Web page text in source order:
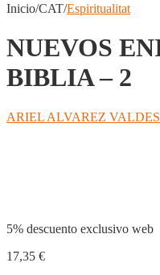
Inicio/CAT/Espiritualitat
NUEVOS
BIBLIA – 2
ARIEL ALVAREZ VALDES
5% descuento exclusivo web
17,35 €